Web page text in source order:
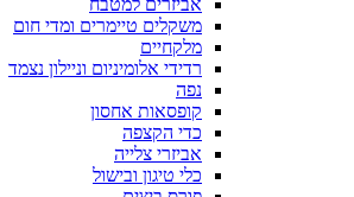
אביזרים למטבח
משקלים טיימרים ומדי חום
מלקחיים
רדידי אלומיניום וניילון נצמד
נפה
קופסאות אחסון
כדי הקצפה
אביזרי צלייה
כלי טיגון ובישול